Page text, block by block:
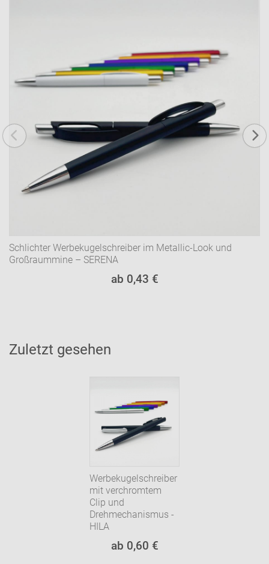
Schlichter Werbekugelschreiber im Metallic-Look und
Großraummine – SERENA
ab 0,43 €
Zuletzt gesehen
Werbekugelschreiber
mit verchromtem
Clip und
Drehmechanismus -
HILA
ab 0,60 €